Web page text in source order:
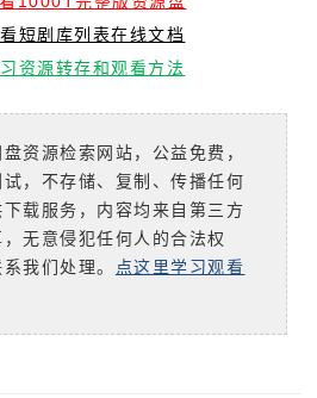
短剧库列表在线文档
资源转存和观看方法
资源检索网站，公益免费，
，不存储、复制、传播任何
载服务，内容均来自第三方
无意侵犯任何人的合法权
我们处理。 点这里学习观看